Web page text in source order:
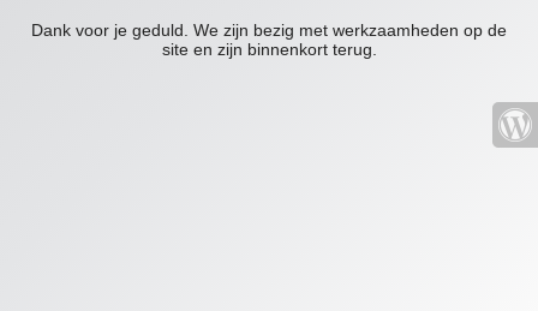
Dank voor je geduld. We zijn bezig met werkzaamheden op de
site en zijn binnenkort terug.